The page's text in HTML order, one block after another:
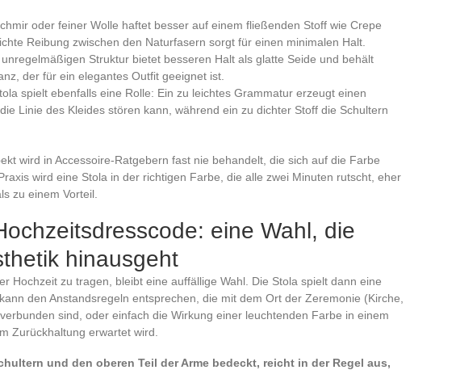
oder feiner Wolle haftet besser auf einem fließenden Stoff wie Crepe
Reibung zwischen den Naturfasern sorgt für einen minimalen Halt.
Struktur bietet besseren Halt als glatte Seide und behält
der für ein elegantes Outfit geeignet ist.
spielt ebenfalls eine Rolle: Ein zu leichtes Grammatur erzeugt einen
Linie des Kleides stören kann, während ein zu dichter Stoff die Schultern
wird in Accessoire-Ratgebern fast nie behandelt, die sich auf die Farbe
wird eine Stola in der richtigen Farbe, die alle zwei Minuten rutscht, eher
zu einem Vorteil.
eine Wahl, die
hinausgeht
Hochzeit zu tragen, bleibt eine auffällige Wahl. Die Stola spielt dann eine
den Anstandsregeln entsprechen, die mit dem Ort der Zeremonie (Kirche,
sind, oder einfach die Wirkung einer leuchtenden Farbe in einem
Zurückhaltung erwartet wird.
und den oberen Teil der Arme bedeckt, reicht in der Regel aus,